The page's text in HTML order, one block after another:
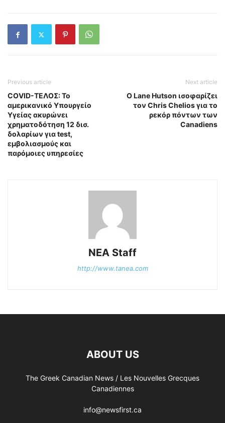
Previous article
CΟVID-ΤΕΛΟΣ: Το
αμερικανικό Yπουργείο
Yγείας ακυρώνει
χρηματοδότηση 12 δισ.
δολαρίων για test,
εμβολιασμούς και
παρόμοιες υπηρεσίες
Next article
Ο Lane Hutson ισοφαρίζει
τον Chris Chelios για το
ρεκόρ πόντων των
Canadiens
NEA Staff
http://www.tanea.com
ABOUT US
The Greek Canadian News / Les Nouvelles Grecques
Canadiennes
info@newsfirst.ca